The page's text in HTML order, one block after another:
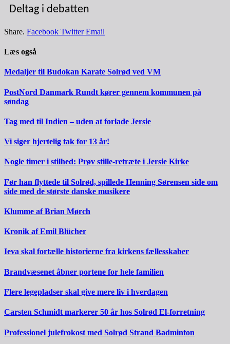
Deltag i debatten
Share. Facebook Twitter Email
Læs også
Medaljer til Budokan Karate Solrød ved VM
PostNord Danmark Rundt kører gennem kommunen på
søndag
Tag med til Indien – uden at forlade Jersie
Vi siger hjertelig tak for 13 år!
Nogle timer i stilhed: Prøv stille-retræte i Jersie Kirke
Før han flyttede til Solrød, spillede Henning Sørensen side om
side med de største danske musikere
Klumme af Brian Mørch
Kronik af Emil Blücher
Ieva skal fortælle historierne fra kirkens fællesskaber
Brandvæsenet åbner portene for hele familien
Flere legepladser skal give mere liv i hverdagen
Carsten Schmidt markerer 50 år hos Solrød El-forretning
Professionel julefrokost med Solrød Strand Badminton